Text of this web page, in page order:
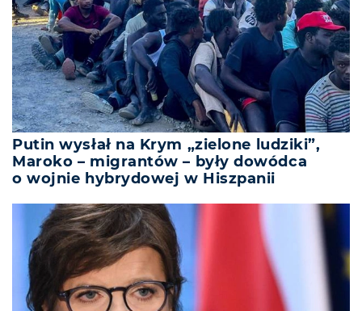
Putin wysłał na Krym „zielone ludziki”,
Maroko – migrantów – były dowódca
o wojnie hybrydowej w Hiszpanii